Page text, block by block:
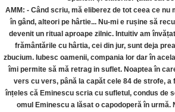
AMM: - Când scriu, mă eliberez de tot ceea ce nu
în gând, alteori pe hârtie... Nu-mi e rușine să
devenit un ritual aproape zilnic. Intuitiv am
frământările cu hârtia, cei din jur, sunt deja
zbucium. Iubesc oamenii, compania lor dar în
îmi permite să mă retrag in suflet. Noaptea în
vers cu vers, până la capăt cele 84 de strofe, a
înțeles că Eminescu scria cu sufletul, condus de
omul Eminescu a lăsat o capodoperă în urmă.